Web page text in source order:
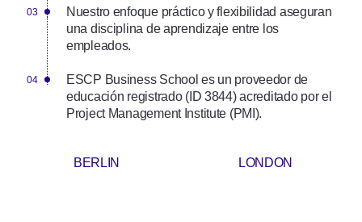
Nuestro enfoque práctico y flexibilidad aseguran
una disciplina de aprendizaje entre los
empleados.
ESCP Business School es un proveedor de
educación registrado (ID 3844) acreditado por el
Project Management Institute (PMI).
BERLIN LONDON